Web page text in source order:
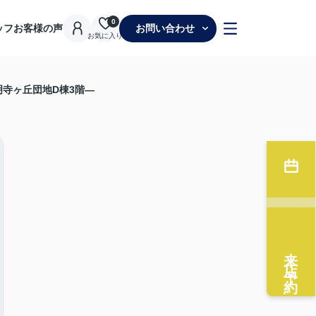
フお客様の声
お気に入り
0
お問い合わせ
寺ヶ丘団地D棟3階―
来店予約